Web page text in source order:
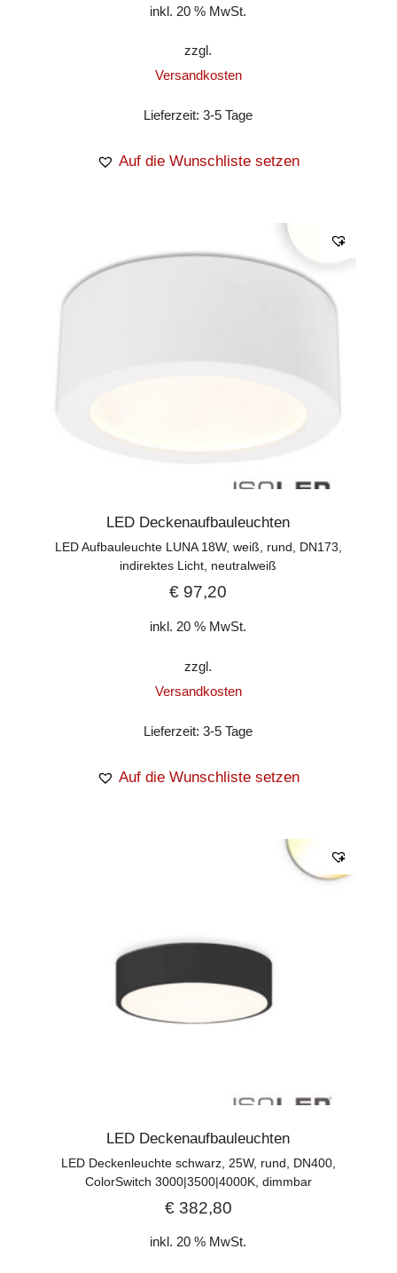
inkl. 20 % MwSt.
zzgl.
Versandkosten
Lieferzeit:3-5 Tage
Auf die Wunschliste setzen
LED Deckenaufbauleuchten
LED Aufbauleuchte LUNA 18W, weiß, rund, DN173,
indirektes Licht, neutralweiß
€ 97,20
inkl. 20 % MwSt.
zzgl.
Versandkosten
Lieferzeit:3-5 Tage
Auf die Wunschliste setzen
LED Deckenaufbauleuchten
LED Deckenleuchte schwarz, 25W, rund, DN400,
ColorSwitch 3000|3500|4000K, dimmbar
€382,80
inkl. 20 % MwSt.